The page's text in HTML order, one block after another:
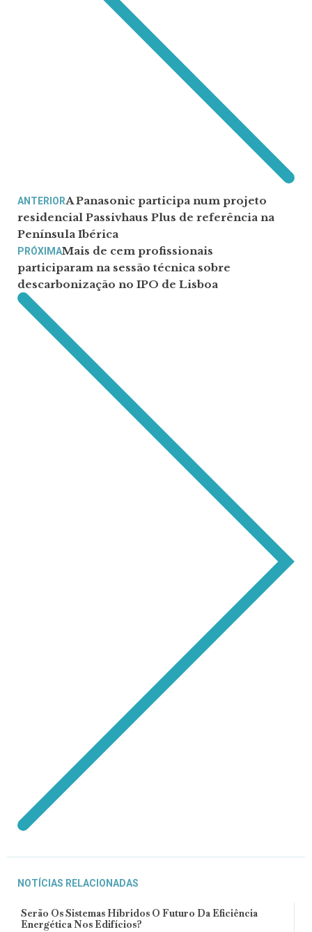
ANTERIORA Panasonic participa num projeto
residencial Passivhaus Plus de referência na
Península Ibérica
PRÓXIMAMais de cem profissionais
participaram na sessão técnica sobre
descarbonização no IPO de Lisboa
NOTÍCIAS RELACIONADAS
Serão Os Sistemas Híbridos O Futuro Da Eficiência
Energética Nos Edifícios?